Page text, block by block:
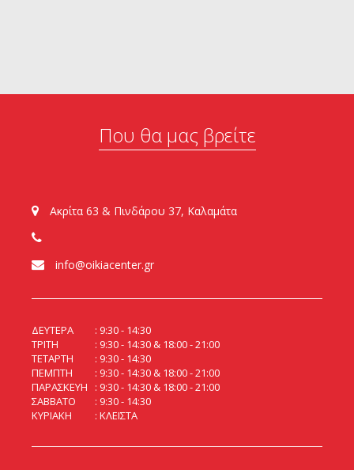
Που θα μας βρείτε
Ακρίτα 63 & Πινδάρου 37, Καλαμάτα
info@oikiacenter.gr
ΔΕΥΤΕΡΑ
9:30 - 14:30
ΤΡΙΤΗ
9:30 - 14:30 & 18:00 - 21:00
ΤΕΤΑΡΤΗ
9:30 - 14:30
ΠΕΜΠΤΗ
9:30 - 14:30 & 18:00 - 21:00
ΠΑΡΑΣΚΕΥΗ
9:30 - 14:30 & 18:00 - 21:00
ΣΑΒΒΑΤΟ
9:30 - 14:30
ΚΥΡΙΑΚΗ
ΚΛΕΙΣΤΑ